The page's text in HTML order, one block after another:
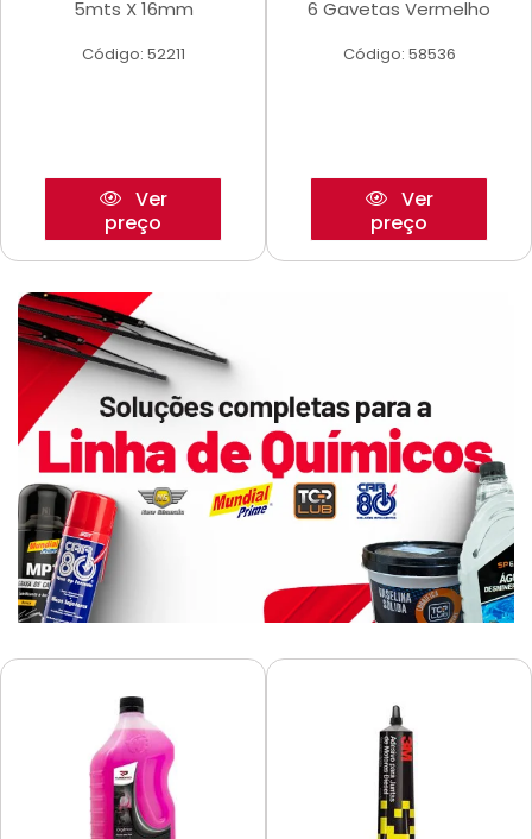
5mts X 16mm
Código: 52211
Ver
preço
6 Gavetas Vermelho
Código: 58536
Ver
preço